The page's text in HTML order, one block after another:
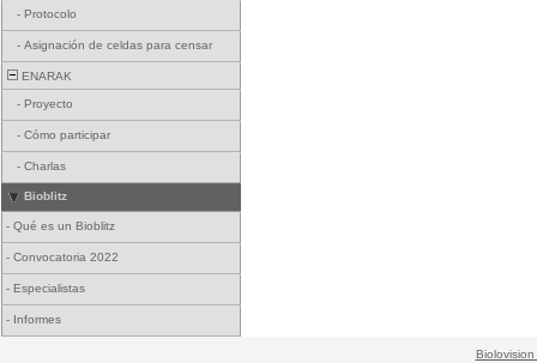
- Protocolo
- Asignación de celdas para censar
ENARAK
- Proyecto
- Cómo participar
- Charlas
Bioblitz
- Qué es un Bioblitz
- Convocatoria 2022
- Especialistas
- Informes
Biolovision